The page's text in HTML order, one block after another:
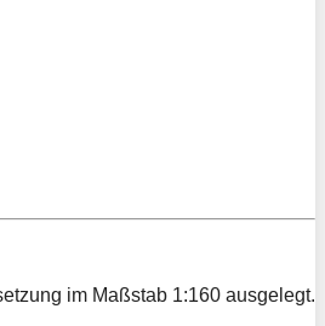
im Maßstab 1:160 ausgelegt.